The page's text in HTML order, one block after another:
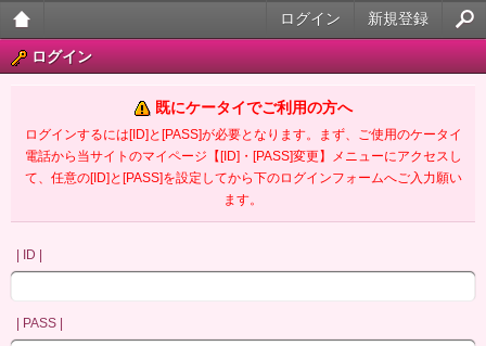
大人
ータ
イ官
新規登録
ログイン
ログイン
既にケータイでご利用の方へ
ログインするには[ID]と[PASS]が必要となります。まず、ご使用のケータイ
電話から当サイトのマイページ【[ID]・[PASS]変更】メニューにアクセスし
て、任意の[ID]と[PASS]を設定してから下のログインフォームへご入力願い
ます。
| ID |
| PASS |